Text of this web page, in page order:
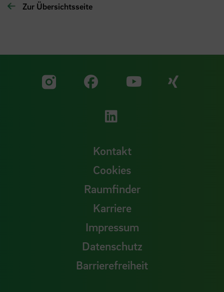
Zur Übersichtsseite
Zu unserer Facebook
Zu
Zu unserer
Kontakt
Cookies
Raumfinder
Karriere
Impressum
Datenschutz
Barrierefreiheit